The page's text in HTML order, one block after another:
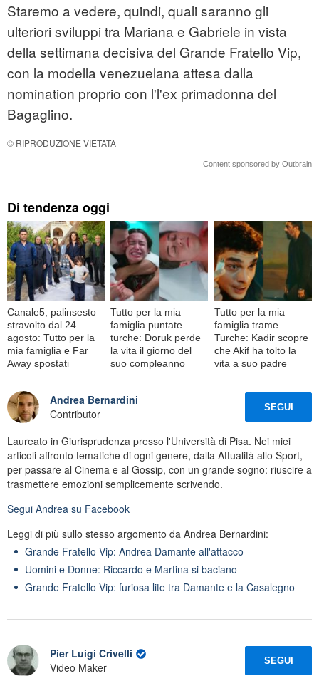
Staremo a vedere, quindi, quali saranno gli
ulteriori sviluppi tra Mariana e Gabriele in vista
della settimana decisiva del Grande Fratello Vip,
con la modella venezuelana attesa dalla
nomination proprio con l'l'ex primadonna del
Bagaglino.
© RIPRODUZIONE VIETATA
Content sponsored by Outbrain
Di tendenza oggi
Canale5, palinsesto
stravolto dal 24
agosto: Tutto per la
mia famiglia e Far
Away spostati
Tutto per la mia
famiglia puntate
turche: Doruk perde
la vita il giorno del
suo compleanno
Tutto per la mia
famiglia trame
Turche: Kadir scopre
che Akif ha tolto la
vita a suo padre
Andrea Bernardini
Contributor
SEGUI
Laureato in Giurisprudenza presso l'Università di Pisa. Nei miei
articoli affronto tematiche di ogni genere, dalla Attualità allo Sport,
per passare al Cinema e al Gossip, con un grande sogno: riuscire a
trasmettere emozioni semplicemente scrivendo.
Segui Andrea su Facebook
Leggi di più sullo stesso argomento da Andrea Bernardini:
Grande Fratello Vip: Andrea Damante all'attacco
Uomini e Donne: Riccardo e Martina si baciano
Grande Fratello Vip: furiosa lite tra Damante e la Casalegno
Pier Luigi Crivelli
Video Maker
SEGUI